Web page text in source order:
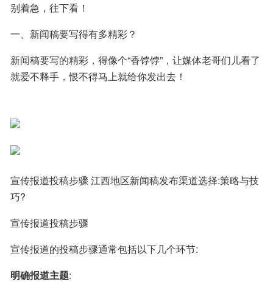
别着急，往下看！
一、新闻稿要写得有多精彩？
新闻稿要写的精彩，得像个“香饽饽”，让媒体老哥们儿看了
就爱不释手，恨不得马上就给你发出去！
宣传报道投稿步骤 江西地区新闻稿发布渠道选择:策略与技
巧?
宣传报道投稿步骤
宣传报道的投稿步骤通常包括以下几个环节:
明确报道主题: